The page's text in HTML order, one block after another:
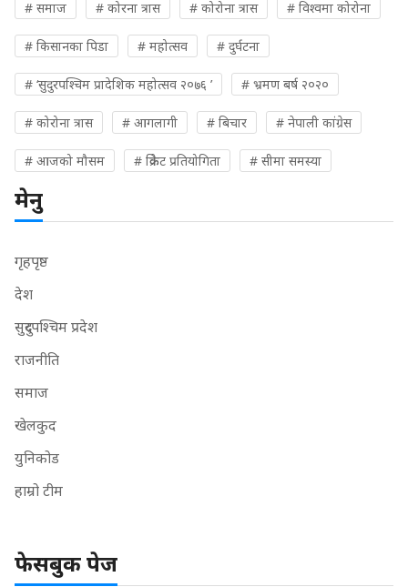
# समाज # कोरना त्रास # कोरोना त्रास # विश्वमा कोरोना
# किसानका पिडा # महोत्सव # दुर्घटना
# ‘सुदुरपश्चिम प्रादेशिक महोत्सव २०७६ ’ # भ्रमण बर्ष २०२०
# कोरोना त्रास # आगलागी # बिचार # नेपाली कांग्रेस
# आजको मौसम # क्रिकेट प्रतियोगिता # सीमा समस्या
मेनु
गृहपृष्ठ
देश
सुदुरपश्चिम प्रदेश
राजनीति
समाज
खेलकुद
युनिकोड
हाम्रो टीम
फेसबुक पेज